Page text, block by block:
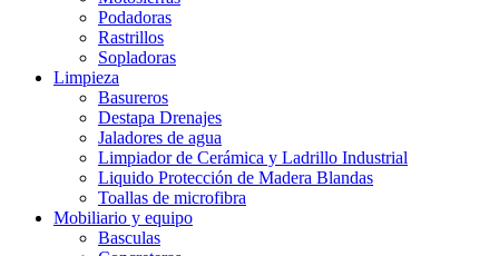
Podadoras
Rastrillos
Sopladoras
Limpieza
Basureros
Destapa Drenajes
Jaladores de agua
Limpiador de Cerámica y Ladrillo Industrial
Liquido Protección de Madera Blandas
Toallas de microfibra
Mobiliario y equipo
Basculas